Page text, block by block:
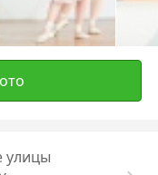
улицы